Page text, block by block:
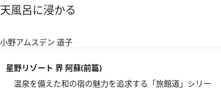
天風呂に浸かる
小野アムスデン 道子
星野リゾート 界 阿蘇(前篇)
温泉を備えた和の宿の魅力を追求する「旅館道」シリー